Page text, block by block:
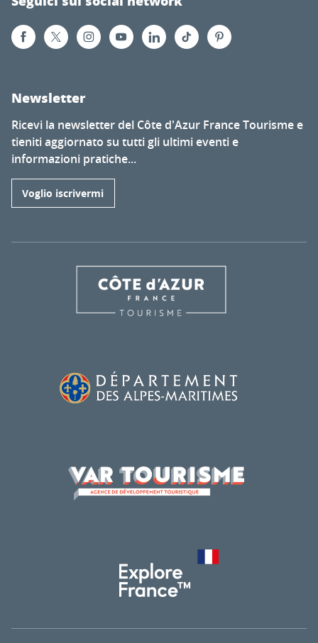
Newsletter
Ricevi la newsletter del Côte d'Azur France Tourisme e
tieniti aggiornato su tutti gli ultimi eventi e
informazioni pratiche...
Voglio iscrivermi